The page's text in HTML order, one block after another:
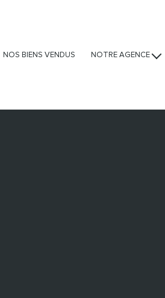
NOS BIENS VENDUS NOTRE AGENCE